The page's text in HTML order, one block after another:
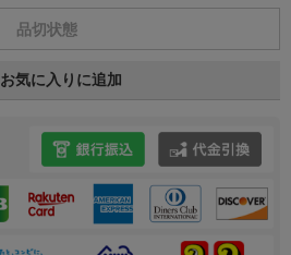
品切状態
お気に入りに追加